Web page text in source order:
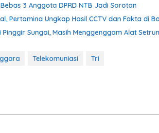
3 Anggota DPRD NTB Jadi Sorotan
Pertamina Ungkap Hasil CCTV dan Fakta di
Pinggir Sungai, Masih Menggenggam Alat
Telekomuniasi Tri